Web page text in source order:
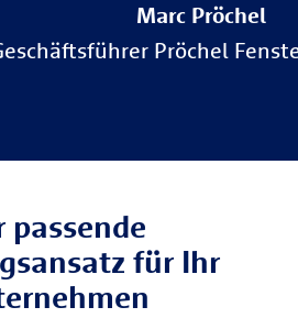
Marc Pröchel
Pröchel
passende
für Ihr